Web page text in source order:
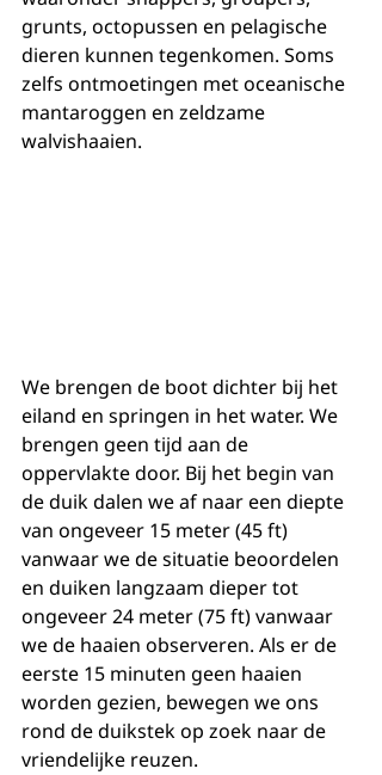
grunts, octopussen en pelagische
dieren kunnen tegenkomen. Soms
zelfs ontmoetingen met oceanische
mantaroggen en zeldzame
walvishaaien.
We brengen de boot dichter bij het
eiland en springen in het water. We
brengen geen tijd aan de
oppervlakte door. Bij het begin van
de duik dalen we af naar een diepte
van ongeveer 15 meter (45 ft)
vanwaar we de situatie beoordelen
en duiken langzaam dieper tot
ongeveer 24 meter (75 ft) vanwaar
we de haaien observeren. Als er de
eerste 15 minuten geen haaien
worden gezien, bewegen we ons
rond de duikstek op zoek naar de
vriendelijke reuzen.